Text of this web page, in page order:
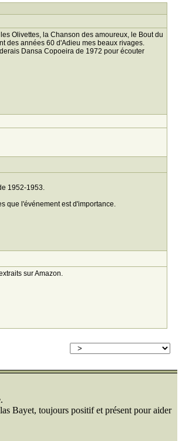
Olivettes, la Chanson des amoureux, le Bout du
des années 60 d'Adieu mes beaux rivages.
Dansa Copoeira de 1972 pour écouter
1952-1953.
que l'événement est d'importance.
sur Amazon.
Bayet, toujours positif et présent pour aider